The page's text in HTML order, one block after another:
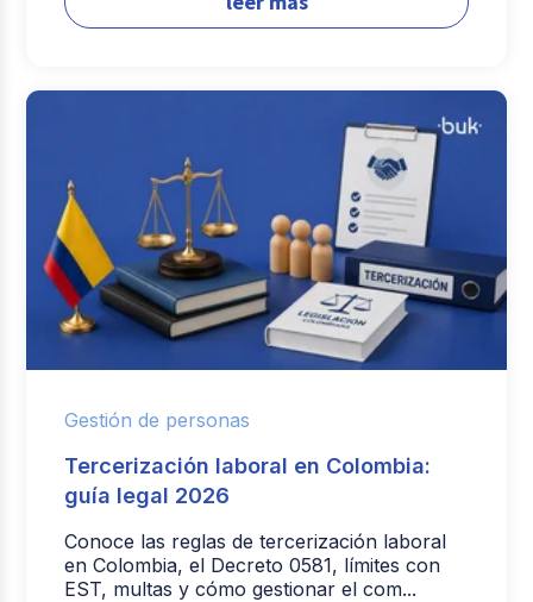
Gestión de personas
Tercerización laboral en Colombia:
guía legal 2026
Conoce las reglas de tercerización laboral
en Colombia, el Decreto 0581, límites con
EST, multas y cómo gestionar el com...